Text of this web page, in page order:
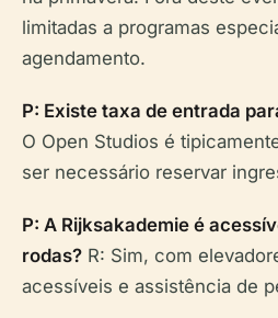
limitadas a programas
agendamento.
P: Existe taxa de entrada
O Open Studios é
ser necessário reservar
P: A Rijksakademie é
rodas? R: Sim, com
acessíveis e assistência de